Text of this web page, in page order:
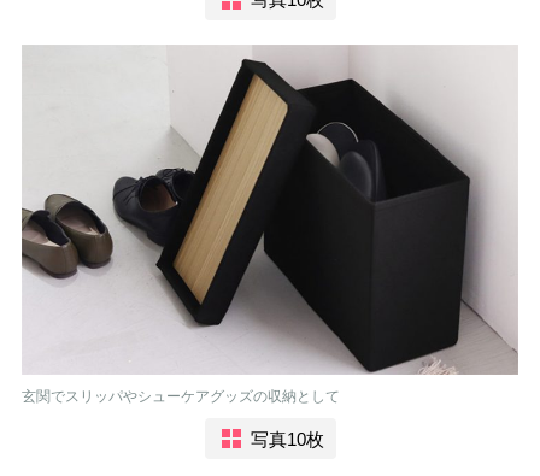
玄関でスリッパやシューケアグッズの収納として
写真10枚